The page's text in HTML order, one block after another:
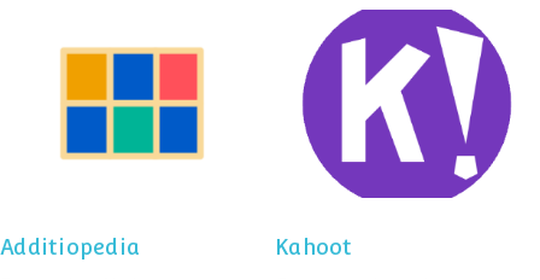
Additiopedia
Additiopedia
Kahoot
Kahoot